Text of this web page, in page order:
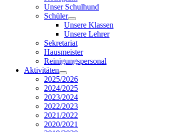
Unser Schulhund
Schüler
Unsere Klassen
Unsere Lehrer
Sekretariat
Hausmeister
Reinigungspersonal
Aktivitäten
2025/2026
2024/2025
2023/2024
2022/2023
2021/2022
2020/2021